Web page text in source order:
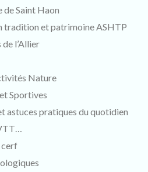
Saint Haon
tradition et patrimoine ASHTP
l’Allier
Nature
et Sportives
astuces pratiques du quotidien
cerf